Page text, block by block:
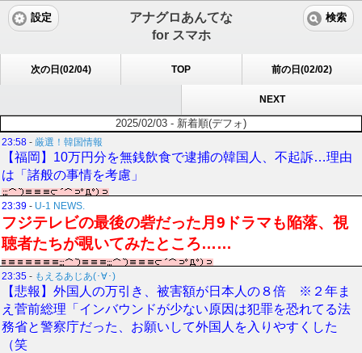
アナグロあんてな
for スマホ
設定 検索
次の日(02/04) TOP 前の日(02/02)
NEXT
2025/02/03 - 新着順(デフォ)
23:58 - 厳選！韓国情報
【福岡】10万円分を無銭飲食で逮捕の韓国人、不起訴…理由
は「諸般の事情を考慮」
23:39 - U-1 NEWS.
フジテレビの最後の砦だった月9ドラマも陥落、視
聴者たちが覗いてみたところ……
23:35 - もえるあじあ(･∀･)
【悲報】外国人の万引き、被害額が日本人の８倍 ※２年ま
え菅前総理「インバウンドが少ない原因は犯罪を恐れてる法
務省と警察庁だった、お願いして外国人を入りやすくした
（笑